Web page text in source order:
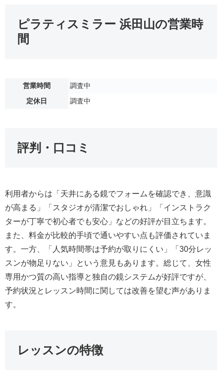
ピラティスミラー 浜田山の営業時
間
営業時間
調査中
定休日
調査中
評判・口コミ
利用者からは「天井にある鏡でフォームを確認でき、意識
が高まる」「スタジオが清潔でおしゃれ」「インストラク
ターが丁寧で初心者でも安心」などの好評が目立ちます。
また、料金が比較的手頃で通いやすい点も評価されていま
す。一方、「人気時間帯は予約が取りにくい」「30分レッ
スンが物足りない」という意見もあります。総じて、女性
専用かつ質の高い指導と独自の鏡システムが好評ですが、
予約状況とレッスン時間に関しては改善を望む声がありま
す。
レッスンの特徴